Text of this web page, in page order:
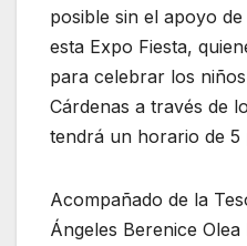
posible sin el apoyo
esta Expo Fiesta,
para celebrar los
Cárdenas a través de
tendrá un horario de 5
Acompañado de la
Ángeles Berenice